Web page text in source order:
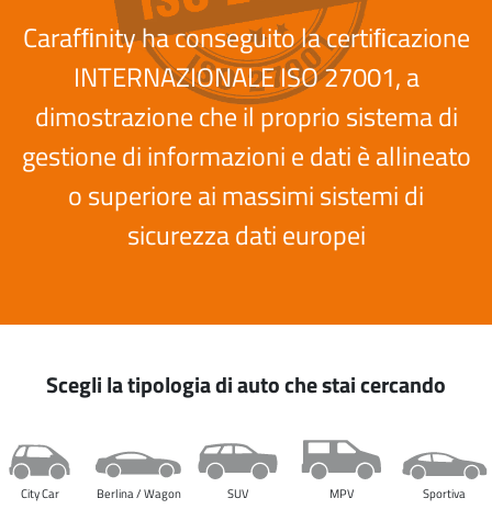
Carafﬁnity ha conseguito la certiﬁcazione
INTERNAZIONALE ISO 27001, a
dimostrazione che il proprio sistema di
gestione di informazioni e dati è allineato
o superiore ai massimi sistemi di
sicurezza dati europei
Scegli la tipologia di auto che stai cercando
City Car Berlina / Wagon SUV MPV Sportiva